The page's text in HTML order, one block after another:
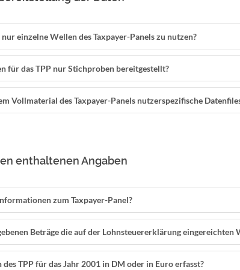
nur einzelne Wellen des Taxpayer-Panels zu nutzen?
für das TPP nur Stichproben bereitgestellt?
Vollmaterial des Taxpayer-Panels nutzerspezifische
enthaltenen Angaben
zum Taxpayer-Panel?
Beträge die auf der Lohnsteuererklärung
des TPP für das Jahr 2001 in DM oder in Euro erfasst?